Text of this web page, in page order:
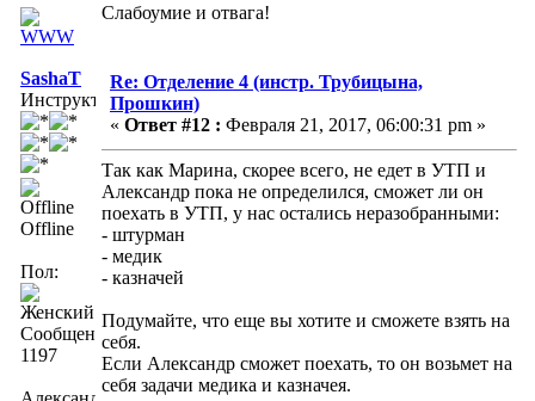
Слабоумие и отвага!
SashaT
Инструктор
Offline
Пол:
Сообщений:
1197
Re: Отделение 4 (инстр. Трубицына,
Прошкин)
« Ответ #12 : Февраля 21, 2017, 06:00:31 pm »
Так как Марина, скорее всего, не едет в УТП и
Александр пока не определился, сможет ли он
поехать в УТП, у нас остались неразобранными:
- штурман
- медик
- казначей
Подумайте, что еще вы хотите и сможете взять на
себя.
Если Александр сможет поехать, то он возьмет на
себя задачи медика и казначея.